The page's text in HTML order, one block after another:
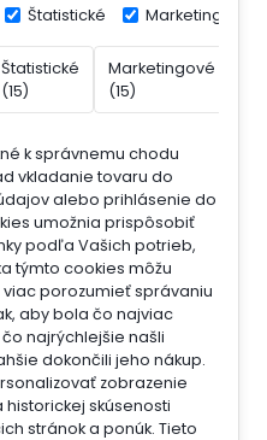
Štatistické Marketingové
Štatistické
(15)
Marketingové
(15)
k správnemu chodu
vkladanie tovaru do
alebo prihlásenie do
umožnia prispôsobiť
podľa Vašich potrieb,
týmto cookies môžu
porozumieť správaniu
aby bola čo najviac
najrýchlejšie našli
dokončili jeho nákup.
zobrazenie
skúsenosti
stránok a ponúk. Tieto